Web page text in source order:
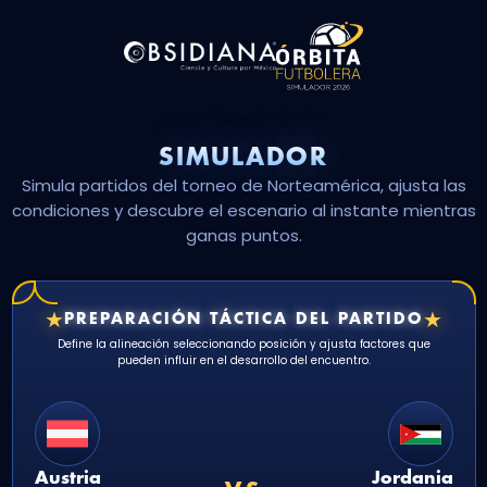
SIMULADOR
Simula partidos del torneo de Norteamérica, ajusta las
condiciones y descubre el escenario al instante mientras
ganas puntos.
★PREPARACIÓN TÁCTICA DEL PARTIDO★
Define la alineación seleccionando posición y ajusta factores que
pueden influir en el desarrollo del encuentro.
Austria Jordania